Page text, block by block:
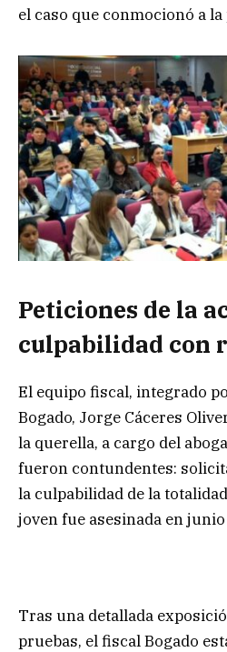
el caso que conmocionó a
Peticiones de la
culpabilidad con
El equipo fiscal, integrado
Bogado, Jorge Cáceres
la querella, a cargo del
fueron contundentes:
la culpabilidad de la
joven fue asesinada en junio
Tras una detallada
pruebas, el fiscal Bogado